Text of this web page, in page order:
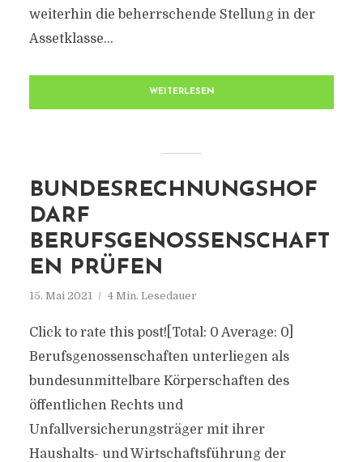
weiterhin die beherrschende Stellung in der
Assetklasse...
WEITERLESEN
BUNDESRECHNUNGSHOF
DARF
BERUFSGENOSSENSCHAFT
EN PRÜFEN
15. Mai 2021 4 Min. Lesedauer
Click to rate this post![Total: 0 Average: 0]
Berufsgenossenschaften unterliegen als
bundesunmittelbare Körperschaften des
öffentlichen Rechts und
Unfallversicherungsträger mit ihrer
Haushalts- und Wirtschaftsführung der